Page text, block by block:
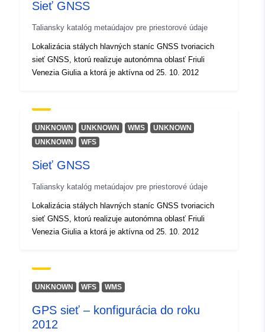
Identifikátory: r_friuve:m4721-cc-i10506
http://data.europa.eu/88u/dataset/
m4721-cc-i10506
Sieť GNSS
Taliansky katalóg metaúdajov pre priestorové údaje
Lokalizácia stálych hlavných staníc GNSS tvoriacich
sieť GNSS, ktorú realizuje autonómna oblasť Friuli
Venezia Giulia a ktorá je aktívna od 25. 10. 2012
UNKNOWN UNKNOWN WMS
UNKNOWN
UNKNOWN
WFS
Sieť GNSS
Taliansky katalóg metaúdajov pre priestorové údaje
Lokalizácia stálych hlavných staníc GNSS tvoriacich
sieť GNSS, ktorú realizuje autonómna oblasť Friuli
Venezia Giulia a ktorá je aktívna od 25. 10. 2012
UNKNOWN WFS WMS
GPS sieť – konfigurácia do roku
2012